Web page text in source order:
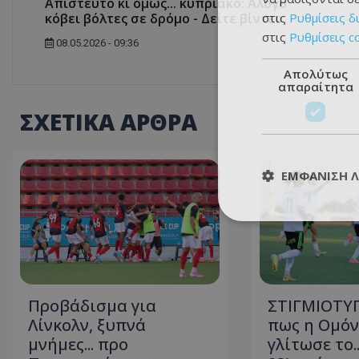
κόβει βόλτες σε δρόμο - Δείτε βίντεο
08.05.2026 - 09:36
ΣΧΕΤΙΚΑ ΑΡΘΡΑ
Προβάδισμα για
Λίνκολν, ξυπνά
μνήμες... προ
πως η
γλίτωσε
στις Ρυθμίσεις
στις Ρυθμίσεις
Απολύτως
απαραίτητα
ΕΜΦΆΝΙΣΗ